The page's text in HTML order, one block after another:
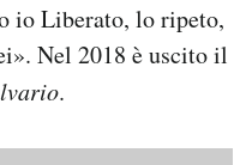
io Liberato, lo ripeto,
Nel 2018 è uscito il
.